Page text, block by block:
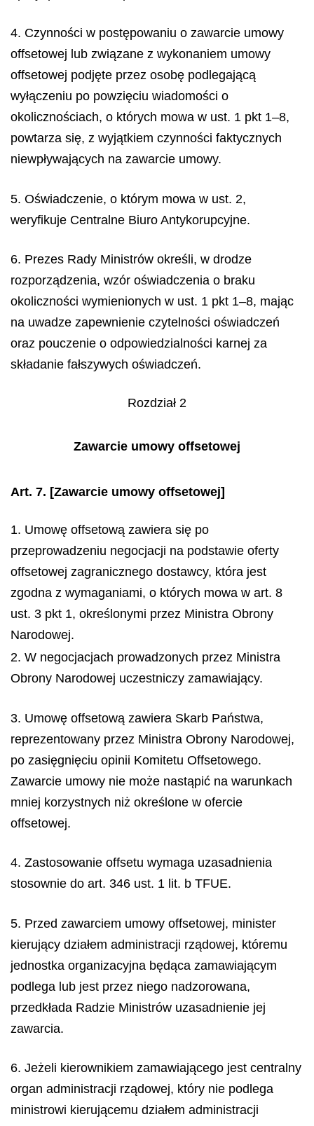
4. Czynności w postępowaniu o zawarcie umowy
offsetowej lub związane z wykonaniem umowy
offsetowej podjęte przez osobę podlegającą
wyłączeniu po powzięciu wiadomości o
okolicznościach, o których mowa w ust. 1 pkt 1–8,
powtarza się, z wyjątkiem czynności faktycznych
niewpływających na zawarcie umowy.
5. Oświadczenie, o którym mowa w ust. 2,
weryfikuje Centralne Biuro Antykorupcyjne.
6. Prezes Rady Ministrów określi, w drodze
rozporządzenia, wzór oświadczenia o braku
okoliczności wymienionych w ust. 1 pkt 1–8, mając
na uwadze zapewnienie czytelności oświadczeń
oraz pouczenie o odpowiedzialności karnej za
składanie fałszywych oświadczeń.
Rozdział 2
Zawarcie umowy offsetowej
Art. 7. [Zawarcie umowy offsetowej]
1. Umowę offsetową zawiera się po
przeprowadzeniu negocjacji na podstawie oferty
offsetowej zagranicznego dostawcy, która jest
zgodna z wymaganiami, o których mowa w art. 8
ust. 3 pkt 1, określonymi przez Ministra Obrony
Narodowej.
2. W negocjacjach prowadzonych przez Ministra
Obrony Narodowej uczestniczy zamawiający.
3. Umowę offsetową zawiera Skarb Państwa,
reprezentowany przez Ministra Obrony Narodowej,
po zasięgnięciu opinii Komitetu Offsetowego.
Zawarcie umowy nie może nastąpić na warunkach
mniej korzystnych niż określone w ofercie
offsetowej.
4. Zastosowanie offsetu wymaga uzasadnienia
stosownie do art. 346 ust. 1 lit. b TFUE.
5. Przed zawarciem umowy offsetowej, minister
kierujący działem administracji rządowej, któremu
jednostka organizacyjna będąca zamawiającym
podlega lub jest przez niego nadzorowana,
przedkłada Radzie Ministrów uzasadnienie jej
zawarcia.
6. Jeżeli kierownikiem zamawiającego jest centralny
organ administracji rządowej, który nie podlega
ministrowi kierującemu działem administracji